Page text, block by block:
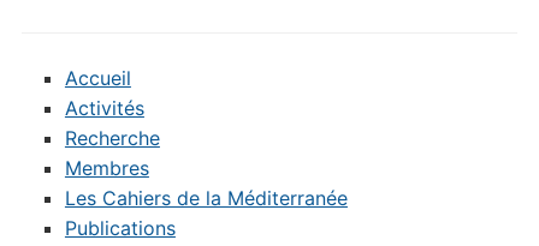
Accueil
Activités
Recherche
Membres
Les Cahiers de la Méditerranée
Publications